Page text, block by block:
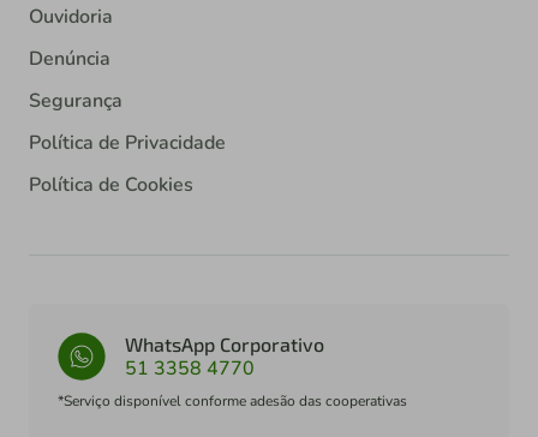
Ouvidoria
Denúncia
Segurança
Política de Privacidade
Política de Cookies
WhatsApp Corporativo
51 3358 4770
*Serviço disponível conforme adesão das cooperativas